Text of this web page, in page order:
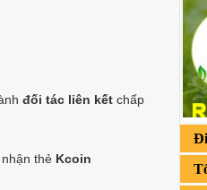
đối tác liên kết chấp
thẻ Kcoin